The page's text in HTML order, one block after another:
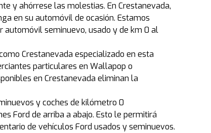
y ahórrese las molestias. En Crestanevada,
en su automóvil de ocasión. Estamos
automóvil seminuevo, usado y de km 0 al
Crestanevada especializado en esta
particulares en Wallapop o
en Crestanevada eliminan la
y coches de kilómetro 0
Ford de arriba a abajo. Esto le permitirá
de vehículos Ford usados y seminuevos.